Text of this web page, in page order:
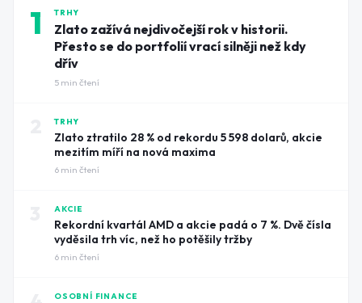
1 TRHY
Zlato zažívá nejdivočejší rok v historii.
Přesto se do portfolií vrací silněji než kdy
dřív
5 min čtení
TRHY
Zlato ztratilo 28 % od rekordu 5 598 dolarů, akcie
mezitím míří na nová maxima
6 min čtení
AKCIE
Rekordní kvartál AMD a akcie padá o 7 %. Dvě čísla
vyděsila trh víc, než ho potěšily tržby
6 min čtení
OSOBNÍ FINANCE